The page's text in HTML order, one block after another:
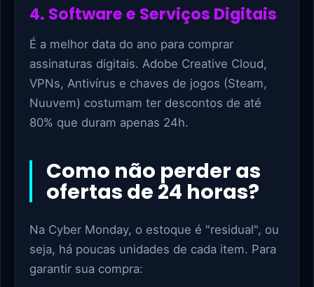
4. Software e Serviços Digitais
É a melhor data do ano para comprar
assinaturas digitais. Adobe Creative Cloud,
VPNs, Antivírus e chaves de jogos (Steam,
Nuuvem) costumam ter descontos de até
80% que duram apenas 24h.
Como não perder as
ofertas de 24 horas?
Na Cyber Monday, o estoque é "residual", ou
seja, há poucas unidades de cada item. Para
garantir sua compra: